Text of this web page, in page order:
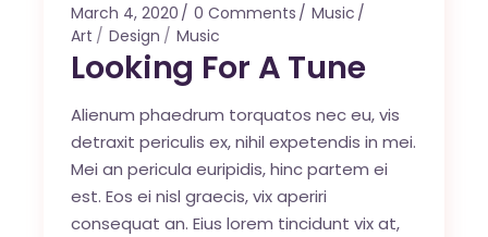
March 4, 2020 0 Comments
Music
Art
Design Music
Looking For A Tune
Alienum phaedrum torquatos nec eu, vis
detraxit periculis ex, nihil expetendis in mei.
Mei an pericula euripidis, hinc partem ei
est. Eos ei nisl graecis, vix aperiri
consequat an. Eius lorem tincidunt vix at,